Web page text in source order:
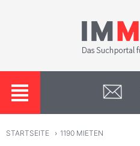
STARTSEITE › 1190 MIETEN